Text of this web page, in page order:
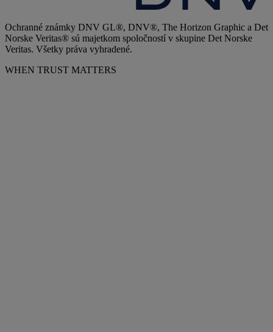
Ochranné známky DNV GL®, DNV®, The Horizon Graphic a Det
Norske Veritas® sú majetkom spoločností v skupine Det Norske
Veritas. Všetky práva vyhradené.
WHEN TRUST MATTERS